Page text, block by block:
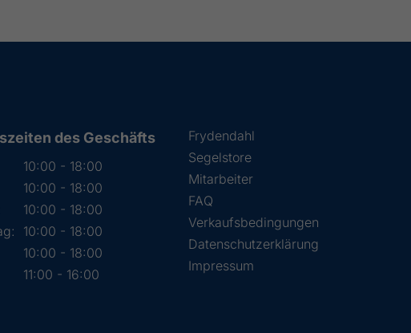
des Geschäfts
10:00 - 18:00
10:00 - 18:00
10:00 - 18:00
10:00 - 18:00
10:00 - 18:00
11:00 - 16:00
Frydendahl
Segelstore
Mitarbeiter
FAQ
Verkaufsbedingungen
Datenschutzerklärung
Impressum